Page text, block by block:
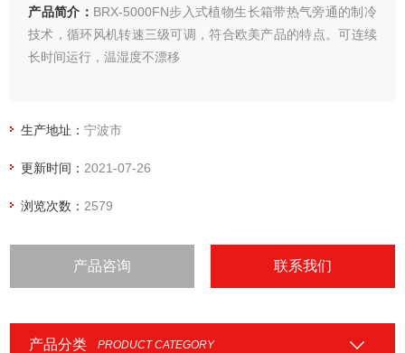
产品简介： BRX-5000FN步入式植物生长箱带热气旁通的制冷
技术，循环风机转速三级可调，符合欧美产品的特点。可连续
长时间运行，温湿度不漂移
生产地址：宁波市
更新时间： 2021-07-26
浏览次数： 2579
产品咨询 联系我们
产品分类 PRODUCT CATEGORY